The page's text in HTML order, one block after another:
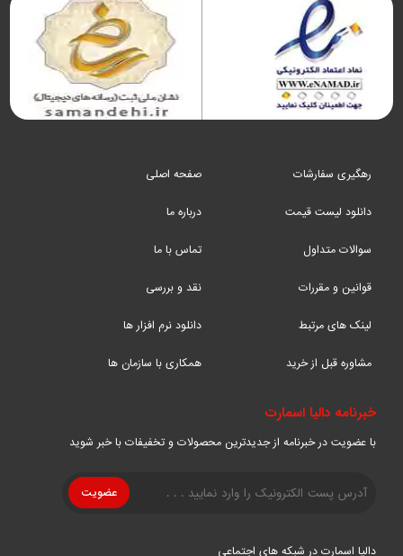
رهگیری سفارشات
دانلود لیست قیمت
سوالات متداول
قوانین و مقررات
لینک های مرتبط
مشاوره قبل از خرید
صفحه اصلی
درباره ما
تماس با ما
نقد و بررسی
دانلود نرم افزار ها
همکاری با سازمان ها
خبرنامه دالیا اسمارت
با عضویت در خبرنامه از جدیدترین محصولات و تخفیفات با خبر شوید
دالیا اسمارت در شبکه های اجتماعی